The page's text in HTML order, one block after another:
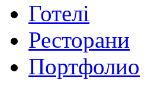
Готелі
Ресторани
Портфолио